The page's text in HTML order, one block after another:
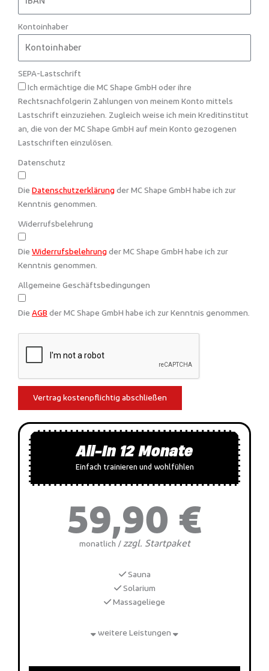
Kontoinhaber
SEPA-Lastschrift
Ich ermächtige die MC Shape GmbH oder ihre
Rechtsnachfolgerin Zahlungen von meinem Konto mittels
Lastschrift einzuziehen. Zugleich weise ich mein Kreditinstitut
an, die von der MC Shape GmbH auf mein Konto gezogenen
Lastschriften einzulösen.
Datenschutz
Die Datenschutzerklärung der MC Shape GmbH habe ich zur
Kenntnis genommen.
Widerrufsbelehrung
Die Widerrufsbelehrung der MC Shape GmbH habe ich zur
Kenntnis genommen.
Allgemeine Geschäftsbedingungen
Die AGB der MC Shape GmbH habe ich zur Kenntnis genommen.
Vertrag kostenpflichtig abschließen
All-In 12 Monate
Einfach trainieren und wohlfühlen
59,90 €
monatlich / zzgl. Startpaket
Sauna
Solarium
Massageliege
weitere Leistungen